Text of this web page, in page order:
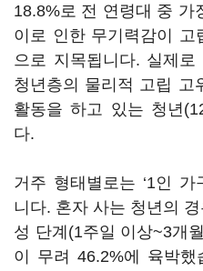
18.8%로 전 연령대 중 가
이로 인한 무기력감이 고
으로 지목됩니다. 실제로
청년층의 물리적 고립 고
활동을 하고 있는 청년
다.
거주 형태별로는 ‘1인 가
니다. 혼자 사는 청년의
성 단계(1주일 이상~3개
이 무려 46.2%에 육박